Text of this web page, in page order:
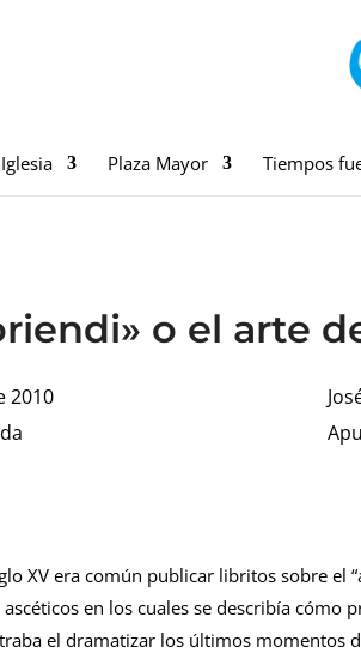
Iglesia Plaza Mayor Tiempos
o el arte
2010
XV era común publicar libritos sobre el
en los cuales se describía cómo
el dramatizar los últimos momentos